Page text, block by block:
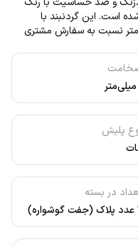
پلیش
در بسته
است. این گردنبند با
در ابعاد 2.5 تا 4 سانتیمتر نسبت به سفارش مشتری